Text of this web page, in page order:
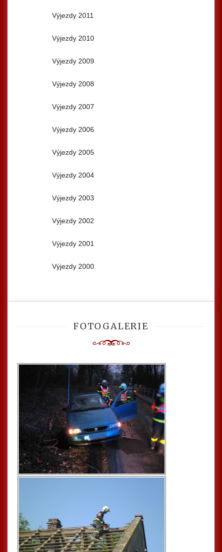
Výjezdy 2011
Výjezdy 2010
Výjezdy 2009
Výjezdy 2008
Výjezdy 2007
Výjezdy 2006
Výjezdy 2005
Výjezdy 2004
Výjezdy 2003
Výjezdy 2002
Výjezdy 2001
Výjezdy 2000
FOTOGALERIE